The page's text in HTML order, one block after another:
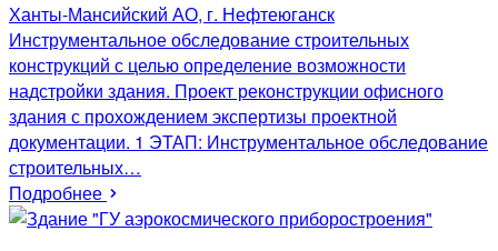
Ханты-Мансийский АО, г. Нефтеюганск
Инструментальное обследование строительных
конструкций с целью определение возможности
надстройки здания. Проект реконструкции офисного
здания с прохождением экспертизы проектной
документации. 1 ЭТАП: Инструментальное обследование
строительных…
Подробнее